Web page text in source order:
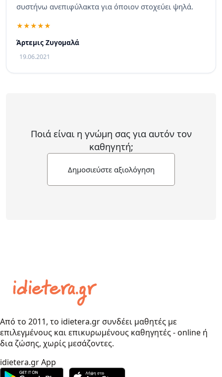
συστήνω ανεπιφύλακτα για όποιον στοχεύει ψηλά.
Άρτεμις Ζυγομαλά
19.06.2021
Ποιά είναι η γνώμη σας για αυτόν τον
καθηγητή;
Δημοσιεύστε αξιολόγηση
Από το 2011, το idietera.gr συνδέει μαθητές με
επιλεγμένους και επικυρωμένους καθηγητές - online ή
δια ζώσης, χωρίς μεσάζοντες.
idietera.gr App